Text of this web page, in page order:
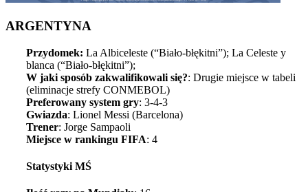
ARGENTYNA
Przydomek: La Albiceleste (“Biało-błękitni”); La Celeste y
blanca (“Biało-błękitni”);
W jaki sposób zakwalifikowali się?: Drugie miejsce w tabeli
(eliminacje strefy CONMEBOL)
Preferowany system gry: 3-4-3
Gwiazda: Lionel Messi (Barcelona)
Trener: Jorge Sampaoli
Miejsce w rankingu FIFA: 4
Statystyki MŚ